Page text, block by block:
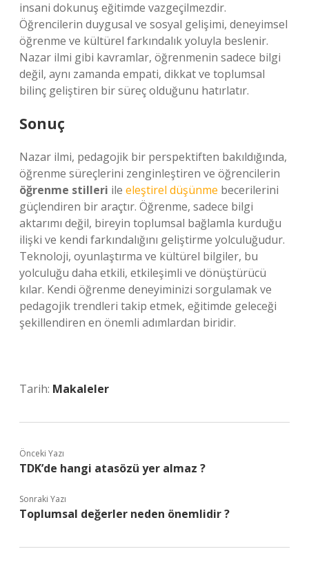
insani dokunuş eğitimde vazgeçilmezdir.
Öğrencilerin duygusal ve sosyal gelişimi, deneyimsel
öğrenme ve kültürel farkındalık yoluyla beslenir.
Nazar ilmi gibi kavramlar, öğrenmenin sadece bilgi
değil, aynı zamanda empati, dikkat ve toplumsal
bilinç geliştiren bir süreç olduğunu hatırlatır.
Sonuç
Nazar ilmi, pedagojik bir perspektiften bakıldığında,
öğrenme süreçlerini zenginleştiren ve öğrencilerin
öğrenme stilleri ile eleştirel düşünme becerilerini
güçlendiren bir araçtır. Öğrenme, sadece bilgi
aktarımı değil, bireyin toplumsal bağlamla kurduğu
ilişki ve kendi farkındalığını geliştirme yolculuğudur.
Teknoloji, oyunlaştırma ve kültürel bilgiler, bu
yolculuğu daha etkili, etkileşimli ve dönüştürücü
kılar. Kendi öğrenme deneyiminizi sorgulamak ve
pedagojik trendleri takip etmek, eğitimde geleceği
şekillendiren en önemli adımlardan biridir.
Tarih: Makaleler
Önceki Yazı
TDK’de hangi atasözü yer almaz ?
Sonraki Yazı
Toplumsal değerler neden önemlidir ?